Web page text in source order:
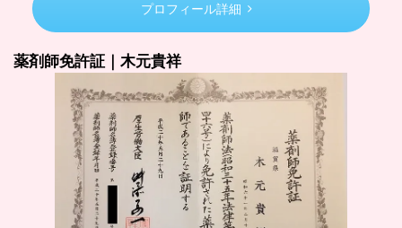
プロフィール詳細
薬剤師免許証｜木元貴祥